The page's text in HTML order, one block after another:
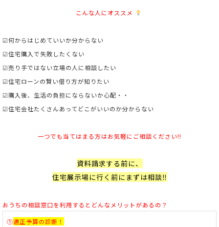
こんな人にオススメ
☑何からはじめていいか分からない
☑住宅購入で失敗したくない
☑売り手ではない立場の人に相談したい
☑住宅ローンの賢い借り方が知りたい
☑購入後、生活の負担にならないか心配・・
☑住宅会社たくさんあってどこがいいのか分からない
一つでも当てはまる方はお気軽にご相談ください!!
資料請求する前に、
住宅展示場に行く前にまずは相談‼
おうちの相談窓口を利用すると どんなメリットがあるの？
①適正予算の診断！